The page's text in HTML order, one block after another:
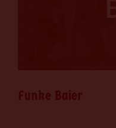
Funke Baier